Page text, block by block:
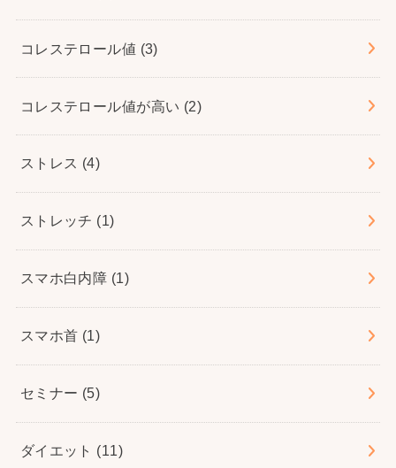
コレステロール値 (3)
コレステロール値が高い (2)
ストレス (4)
ストレッチ (1)
スマホ白内障 (1)
スマホ首 (1)
セミナー (5)
ダイエット (11)